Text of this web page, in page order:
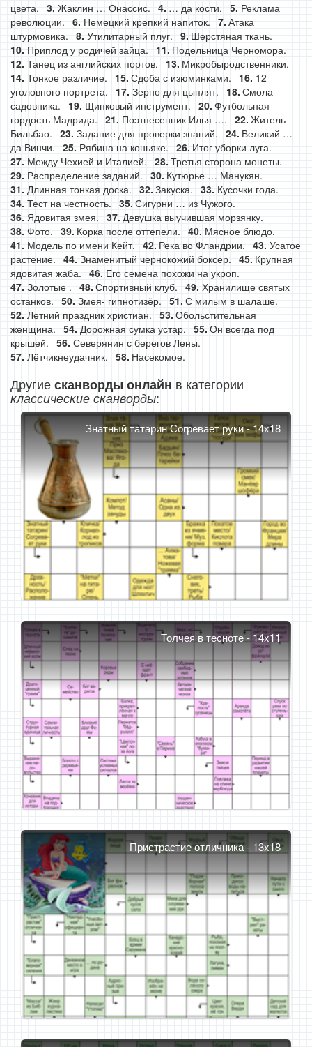
цвета.
Жаклин … Онассис. … да кости.
Реклама
революции.
Немецкий крепкий напиток.
Атака
штурмовика.
Утилитарный плуг.
Шерстяная ткань.
Приплод у родичей зайца.
Подельница Черномора.
Танец из английских портов.
Микробыродственники.
Тонкое различие.
Сдоба с изюминками.
12
уголовного портрета.
Зерно для цыплят.
Смола
садовника.
Щипковый инструмент.
Футбольная
гордость Мадрида.
Поэтпесенник Илья ….
Житель
Бильбао.
Задание для проверки знаний.
Великий …
да Винчи.
Рябина на коньяке.
Итог уборки луга.
Между Чехией и Италией.
Третья сторона монеты.
Распределение заданий.
Кутюрье … Манукян.
Длинная тонкая доска.
Закуска.
Кусочки года.
Тест на честность.
Сигурни … из Чужого.
Ядовитая змея.
Девушка выучившая морзянку.
Фото.
Корка после оттепели.
Мясное блюдо.
Модель по имени Кейт.
Река во Фландрии.
Усатое
растение.
Знаменитый чернокожий боксёр.
Крупная
ядовитая жаба.
Его семена похожи на укроп.
Золотые .
Спортивный клуб.
Хранилище святых
останков.
Змея- гипнотизёр.
С милым в шалаше.
Летний праздник христиан.
Обольстительная
женщина.
Дорожная сумка устар.
Он всегда под
крышей.
Северянин с берегов Лены.
Лётчикнеудачник.
Насекомое.
Другиесканворды онлайн в категории
классические сканворды:
Знатный татарин Согревает руки - 14x18
Толчея в тесноте - 14x11
Пристрастие отличника - 13x18